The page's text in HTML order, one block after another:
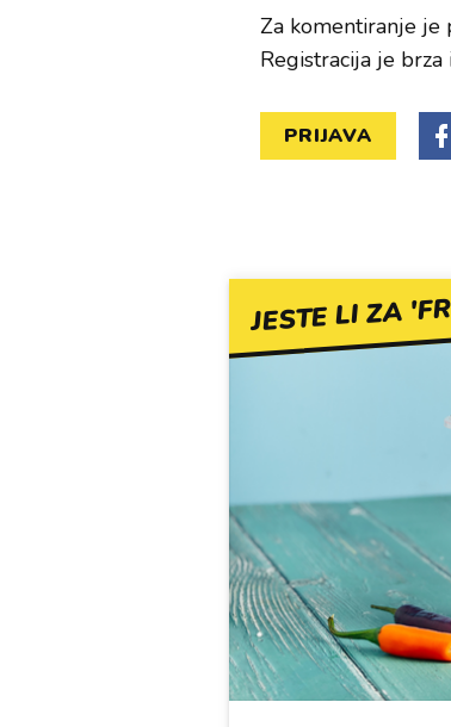
Za komentiranje je
Registracija je
PRIJAVA
JESTE LI ZA